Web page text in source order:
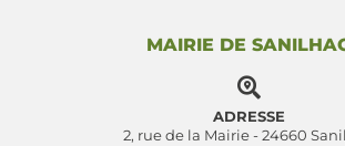
MAIRIE DE
ADRESSE
2, rue de la Mairie - 24660